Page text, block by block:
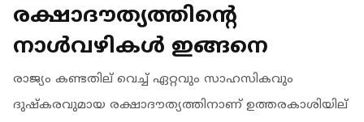
രക്ഷാദൗത്യത്തിന്റെ
നാൾവഴികൾ ഇങ്ങനെ
രാജ്യം കണ്ടതില് വെച്ച് ഏറ്റവും സാഹസികവും
ദുഷ്കരവുമായ രക്ഷാദൗത്യത്തിനാണ് ഉത്തരകാശിയില്